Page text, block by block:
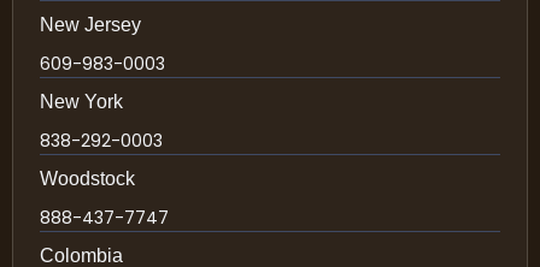
New Jersey
609-983-0003
New York
838-292-0003
Woodstock
888-437-7747
Colombia